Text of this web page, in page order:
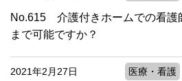
No.615 介護付きホームでの看護
まで可能ですか？
2021年2月27日 医療・看護